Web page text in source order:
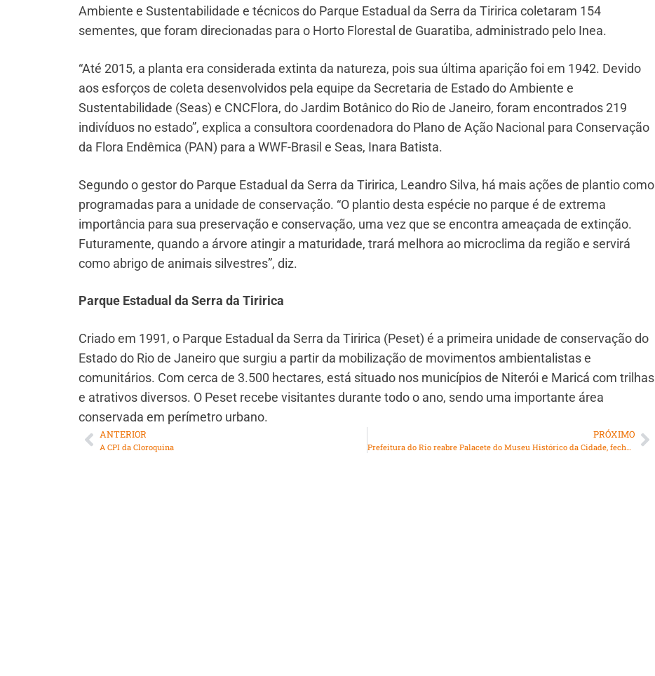
Ambiente e Sustentabilidade e técnicos do Parque Estadual da Serra da Tiririca coletaram 154
sementes, que foram direcionadas para o Horto Florestal de Guaratiba, administrado pelo Inea.
“Até 2015, a planta era considerada extinta da natureza, pois sua última aparição foi em 1942. Devido
aos esforços de coleta desenvolvidos pela equipe da Secretaria de Estado do Ambiente e
Sustentabilidade (Seas) e CNCFlora, do Jardim Botânico do Rio de Janeiro, foram encontrados 219
indivíduos no estado”, explica a consultora coordenadora do Plano de Ação Nacional para Conservação
da Flora Endêmica (PAN) para a WWF-Brasil e Seas, Inara Batista.
Segundo o gestor do Parque Estadual da Serra da Tiririca, Leandro Silva, há mais ações de plantio como
programadas para a unidade de conservação. “O plantio desta espécie no parque é de extrema
importância para sua preservação e conservação, uma vez que se encontra ameaçada de extinção.
Futuramente, quando a árvore atingir a maturidade, trará melhora ao microclima da região e servirá
como abrigo de animais silvestres”, diz.
Parque Estadual da Serra da Tiririca
Criado em 1991, o Parque Estadual da Serra da Tiririca (Peset) é a primeira unidade de conservação do
Estado do Rio de Janeiro que surgiu a partir da mobilização de movimentos ambientalistas e
comunitários. Com cerca de 3.500 hectares, está situado nos municípios de Niterói e Maricá com trilhas
e atrativos diversos. O Peset recebe visitantes durante todo o ano, sendo uma importante área
conservada em perímetro urbano.
ANTERIOR
A CPI da Cloroquina
PRÓXIMO
Prefeitura do Rio reabre Palacete do Museu Histórico da Cidade, fechado há dez anos